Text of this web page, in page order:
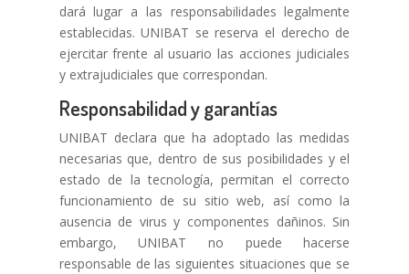
dará lugar a las responsabilidades legalmente
establecidas. UNIBAT se reserva el derecho de
ejercitar frente al usuario las acciones judiciales
y extrajudiciales que correspondan.
Responsabilidad y garantías
UNIBAT declara que ha adoptado las medidas
necesarias que, dentro de sus posibilidades y el
estado de la tecnología, permitan el correcto
funcionamiento de su sitio web, así como la
ausencia de virus y componentes dañinos. Sin
embargo, UNIBAT no puede hacerse
responsable de las siguientes situaciones que se